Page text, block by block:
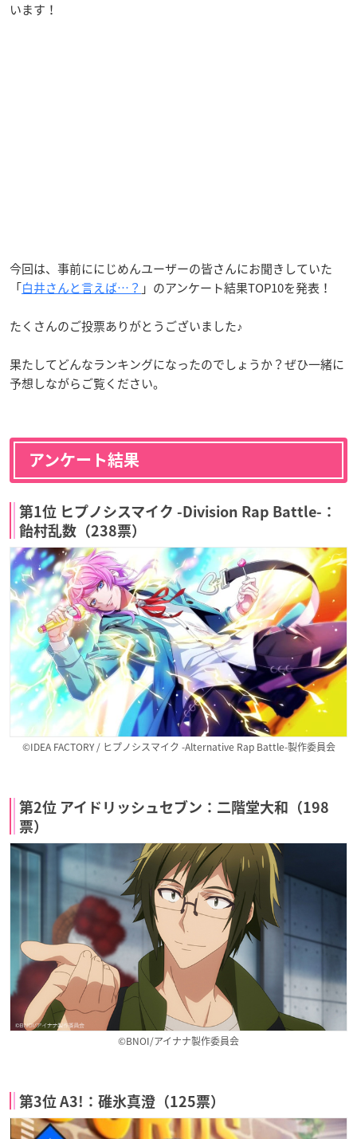
います！
今回は、事前ににじめんユーザーの皆さんにお聞きしていた
「白井さんと言えば…？ 」のアンケート結果TOP10を発表！
たくさんのご投票ありがとうございました♪
果たしてどんなランキングになったのでしょうか？ぜひ一緒に
予想しながらご覧ください。
アンケート結果
第1位 ヒプノシスマイク -Division Rap Battle-：
飴村乱数（238票）
©︎IDEA FACTORY / ヒプノシスマイク -Alternative Rap Battle-製作委員会
第2位 アイドリッシュセブン：二階堂大和（198
票）
©BNOI/アイナナ製作委員会
第3位 A3!：碓氷真澄（125票）